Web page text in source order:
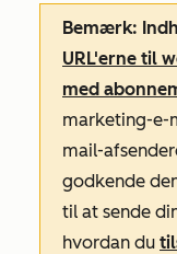
Bemærk:
URL'erne til
med
marketing-e-
mail-
godkende
til at sende
hvordan du